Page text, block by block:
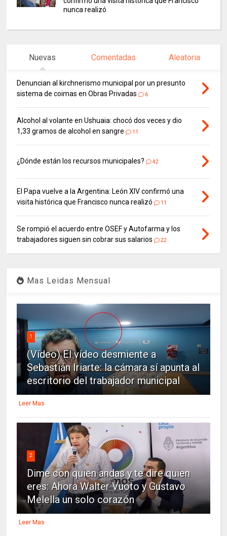
nunca realizó
Nuevas Comentadas Aleatoria
Denuncian al kirchnerismo municipal por un presunto
sistema de coimas en Obras Privadas
6
Alcohol al volante en Ushuaia: chocó dos veces y dio
1,33 gramos de alcohol en sangre
11
¿Dónde están los recursos municipales? 42
El Papa vuelve a la Argentina: León XIV confirmó una
visita histórica que Francisco nunca realizó
11
Se rompió el acuerdo entre OSEF y Autofarma y los
trabajadores siguen sin cobrar sus salarios
22
Mas Leidas Mensual
1
(Vídeo) El vídeo desmiente a
Sebastián Iriarte: la cámara sí apunta al
escritorio del trabajador municipal
Leer Mas
2
Dime con quien andas y te dire quien
eres: Ahora Walter Vuoto y Gustavo
Melella un solo corazón
Leer Mas